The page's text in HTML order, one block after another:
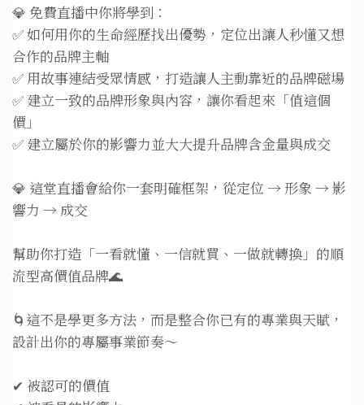
💎 免費直播中你將學到：
✅ 如何用你的生命經歷找出優勢，定位出讓人秒懂又想
合作的品牌主軸
✅ 用故事連結受眾情感，打造讓人主動靠近的品牌磁場
✅ 建立一致的品牌形象與內容，讓你看起來「值這個
價」
✅ 建立屬於你的影響力並大大提升品牌含金量與成交
💎 這堂直播會給你一套明確框架，從定位 → 形象 → 影
響力 → 成交
幫助你打造「一看就懂、一信就買、一做就轉換」的順
流型高價值品牌🌊
🌀這不是學更多方法，而是整合你已有的專業與天賦，
設計出你的專屬事業節奏～
✔ 被認可的價值